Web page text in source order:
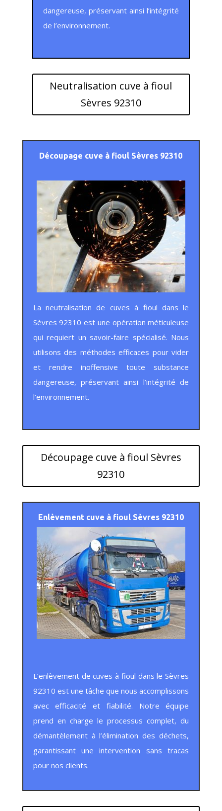
dangereuse, préservant ainsi l’intégrité
de l’environnement.
Neutralisation cuve à fioul
Sèvres 92310
Découpage cuve à fioul Sèvres 92310
La neutralisation de cuves à fioul dans le
Sèvres 92310 est une opération méticuleuse
qui requiert un savoir-faire spécialisé. Nous
utilisons des méthodes efficaces pour vider
et rendre inoffensive toute substance
dangereuse, préservant ainsi l’intégrité de
l’environnement.
Découpage cuve à fioul Sèvres
92310
Enlèvement cuve à fioul Sèvres 92310
L’enlèvement de cuves à fioul dans le Sèvres
92310 est une tâche que nous accomplissons
avec efficacité et fiabilité. Notre équipe
prend en charge le processus complet, du
démantèlement à l’élimination des déchets,
garantissant une intervention sans tracas
pour nos clients.